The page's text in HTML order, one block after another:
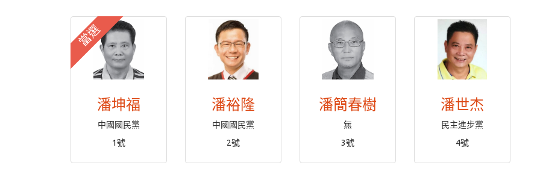
當選
潘坤福
中國國民黨
1號
潘裕隆
中國國民黨
2號
潘簡春樹
無
3號
潘世杰
民主進步黨
4號